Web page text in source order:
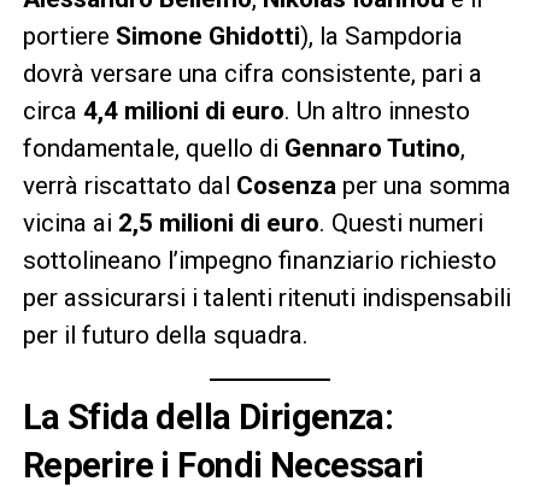
portiere Simone Ghidotti), la Sampdoria
dovrà versare una cifra consistente, pari a
circa 4,4 milioni di euro. Un altro innesto
fondamentale, quello di Gennaro Tutino,
verrà riscattato dal Cosenza per una somma
vicina ai 2,5 milioni di euro. Questi numeri
sottolineano l’impegno finanziario richiesto
per assicurarsi i talenti ritenuti indispensabili
per il futuro della squadra.
La Sfida della Dirigenza:
Reperire i Fondi Necessari